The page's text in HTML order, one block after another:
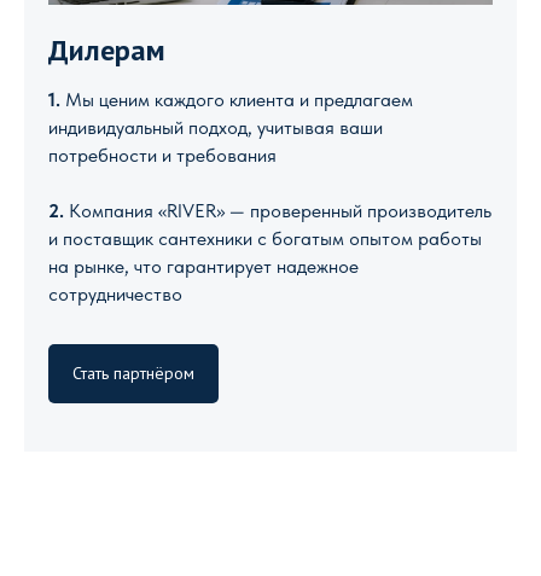
Дилерам
1. Мы ценим каждого клиента и предлагаем
индивидуальный подход, учитывая ваши
потребности и требования
2. Компания «RIVER» — проверенный производитель
и поставщик сантехники с богатым опытом работы
на рынке, что гарантирует надежное
сотрудничество
Стать партнёром